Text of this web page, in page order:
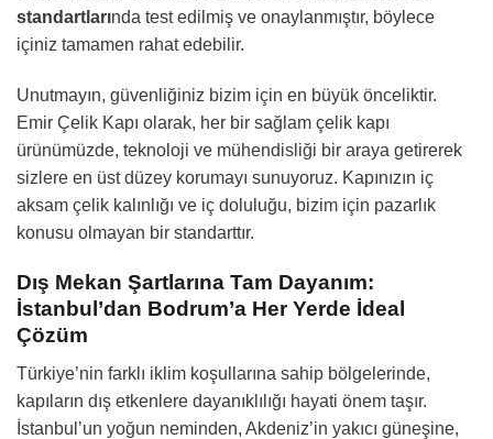
standartlarında test edilmiş ve onaylanmıştır, böylece
içiniz tamamen rahat edebilir.
Unutmayın, güvenliğiniz bizim için en büyük önceliktir.
Emir Çelik Kapı olarak, her bir sağlam çelik kapı
ürünümüzde, teknoloji ve mühendisliği bir araya getirerek
sizlere en üst düzey korumayı sunuyoruz. Kapınızın iç
aksam çelik kalınlığı ve iç doluluğu, bizim için pazarlık
konusu olmayan bir standarttır.
Dış Mekan Şartlarına Tam Dayanım:
İstanbul’dan Bodrum’a Her Yerde İdeal
Çözüm
Türkiye’nin farklı iklim koşullarına sahip bölgelerinde,
kapıların dış etkenlere dayanıklılığı hayati önem taşır.
İstanbul’un yoğun neminden, Akdeniz’in yakıcı güneşine,